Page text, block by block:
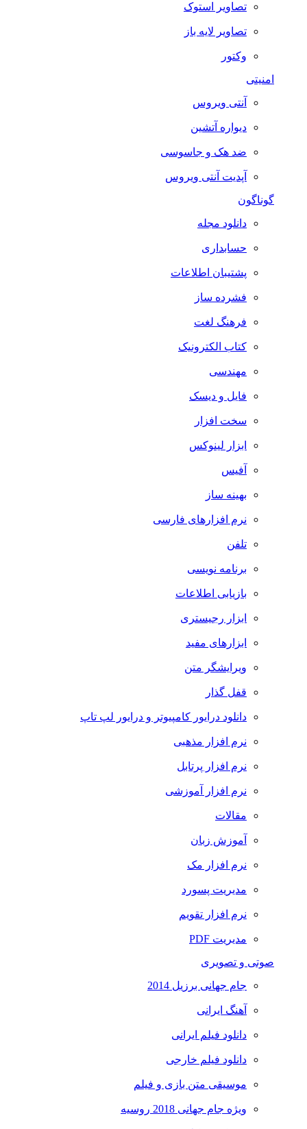
تصاویر استوک
تصاویر لایه باز
وکتور
امنیتی
آنتی ویروس
دیواره آتشین
ضد هک و جاسوسی
آپدیت آنتی ویروس
گوناگون
دانلود مجله
حسابداری
پشتیبان اطلاعات
فشرده ساز
فرهنگ لغت
کتاب الکترونیک
مهندسی
فایل و دیسک
سخت افزار
ابزار لینوکس
آفیس
بهینه ساز
نرم افزارهای فارسی
تلفن
برنامه نویسی
بازیابی اطلاعات
ابزار رجیستری
ابزارهای مفید
ویرایشگر متن
قفل گذار
دانلود درایور کامپیوتر و درایور لپ تاپ
نرم افزار مذهبی
نرم افزار پرتابل
نرم افزار آموزشی
مقالات
آموزش زبان
نرم افزار مک
مدیریت پسورد
نرم افزار تقویم
مدیریت PDF
صوتی و تصویری
جام جهانی برزیل 2014
آهنگ ایرانی
دانلود فیلم ایرانی
دانلود فیلم خارجی
موسیقی متن بازی و فیلم
ویژه جام جهانی 2018 روسیه